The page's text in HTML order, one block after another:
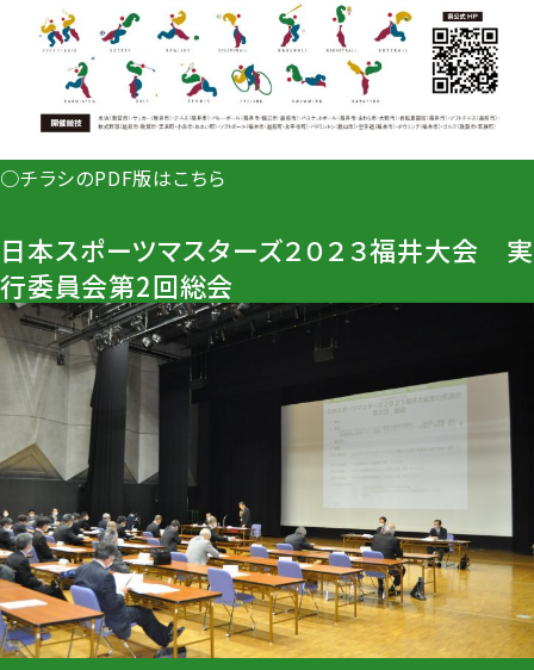
○チラシのPDF版はこちら
日本スポーツマスターズ２０２３福井大会 実
行委員会第2回総会